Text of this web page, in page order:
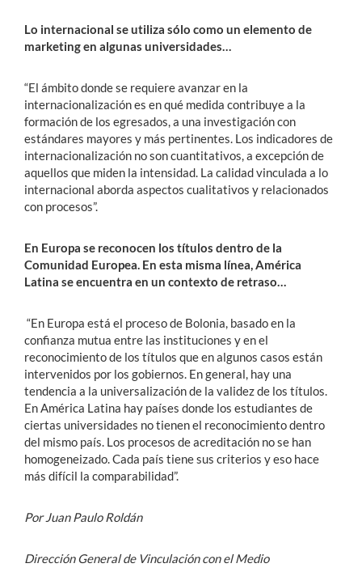
Lo internacional se utiliza sólo como un elemento de
marketing en algunas universidades…
“El ámbito donde se requiere avanzar en la
internacionalización es en qué medida contribuye a la
formación de los egresados, a una investigación con
estándares mayores y más pertinentes. Los indicadores de
internacionalización no son cuantitativos, a excepción de
aquellos que miden la intensidad. La calidad vinculada a lo
internacional aborda aspectos cualitativos y relacionados
con procesos”.
En Europa se reconocen los títulos dentro de la
Comunidad Europea. En esta misma línea, América
Latina se encuentra en un contexto de retraso…
“En Europa está el proceso de Bolonia, basado en la
confianza mutua entre las instituciones y en el
reconocimiento de los títulos que en algunos casos están
intervenidos por los gobiernos. En general, hay una
tendencia a la universalización de la validez de los títulos.
En América Latina hay países donde los estudiantes de
ciertas universidades no tienen el reconocimiento dentro
del mismo país. Los procesos de acreditación no se han
homogeneizado. Cada país tiene sus criterios y eso hace
más difícil la comparabilidad”.
Por Juan Paulo Roldán
Dirección General de Vinculación con el Medio